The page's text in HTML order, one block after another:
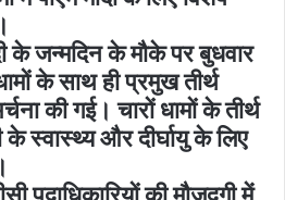
के जन्मदिन के मौके पर बुधवार
के साथ ही प्रमुख तीर्थ
की गई। चारों धामों के तीर्थ
के स्वास्थ्य और दीर्घायु के लिए